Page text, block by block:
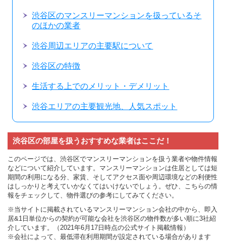
渋谷区のマンスリーマンションを扱っているそ
のほかの業者
渋谷周辺エリアの主要駅について
渋谷区の特徴
生活する上でのメリット・デメリット
渋谷エリアの主要観光地、人気スポット
渋谷区の部屋を扱うおすすめな業者はここだ！
このページでは、渋谷区でマンスリーマンションを扱う業者や物件情報
などについて紹介しています。マンスリーマンションは住居としては短
期間の利用になる分、家賃、そしてアクセス面や周辺環境などの利便性
はしっかりと考えていかなくてはいけないでしょう。ぜひ、こちらの情
報をチェックして、物件選びの参考にしてみてください。
※当サイトに掲載されているマンスリーマンション会社の中から、即入
居&1日単位からの契約が可能な会社を渋谷区の物件数が多い順に3社紹
介しています。（2021年6月17日時点の公式サイト掲載情報）
※会社によって、最低滞在利用期間が設定されている場合があります